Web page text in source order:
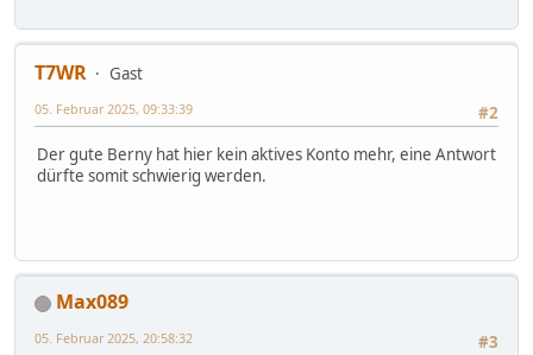
T7WR
Gast
#2
05. Februar 2025, 09:33:39
Der gute Berny hat hier kein aktives Konto mehr, eine Antwort
dürfte somit schwierig werden.
Max089
#3
05. Februar 2025, 20:58:32